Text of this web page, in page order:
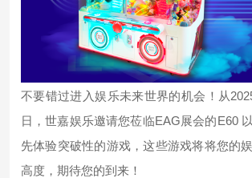
不要错过进入娱乐未来世界的机会！从
日，世嘉娱乐邀请您莅临EAG展会的E60
先体验突破性的游戏，这些游戏将将您的
高度， 期待您的到来！